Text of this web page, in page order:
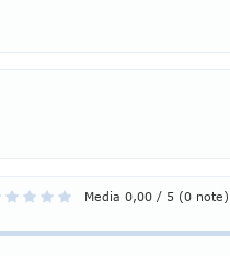
Media 0,00 / 5 (0 note)